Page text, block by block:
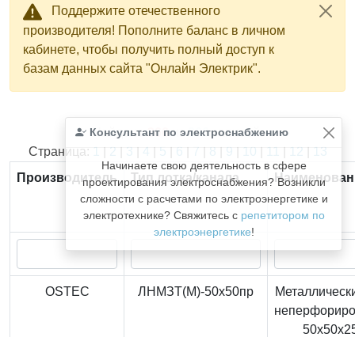
Поддержите отечественного
производителя! Пополните баланс в личном
кабинете, чтобы получить полный доступ к
базам данных сайта "Онлайн Электрик".
Консультант по электроснабжению
Начинаете свою деятельность в сфере
проектирования электроснабжения? Возникли
сложности с расчетами по электроэнергетике и
электротехнике? Свяжитесь с репетитором по
электроэнергетике!
Найдено366из366записей.
Страница: 1 | 2 | 3 | 4 | 5 | 6 | 7 | 8 | 9 | 10 | 11 | 12 | 13
Производитель
Тип лотка/канала
OSTEC ЛНМЗТ(М)-50x50пр